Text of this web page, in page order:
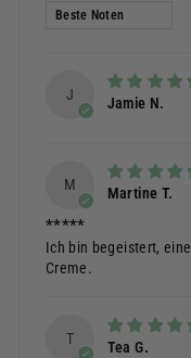
Sortieren nach
J
Jamie N.
M
Martine T.
*****
Ich bin begeistert,
Creme.
T
Tea G.